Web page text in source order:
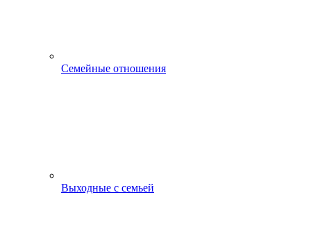
Семейные отношения
Выходные с семьей